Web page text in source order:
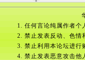
1. 任何言论纯属作者个
2. 禁止发表反动、色情
3. 禁止利用本论坛进行
4. 禁止发表恶意攻击他